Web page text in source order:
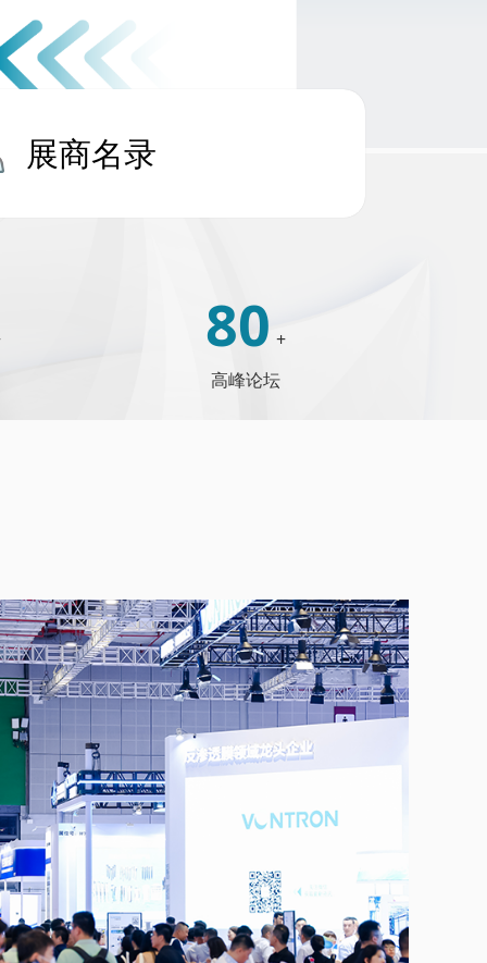
展商名录
80 +
高峰论坛